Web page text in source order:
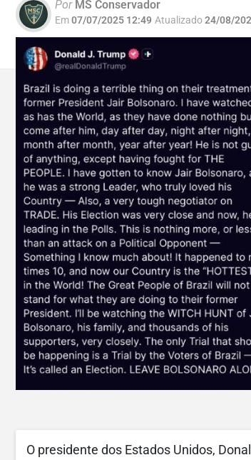
PorMS Conservador
Em07/07/2025 12:49 Atualizado24/08/
O presidente dos Estados Unidos,